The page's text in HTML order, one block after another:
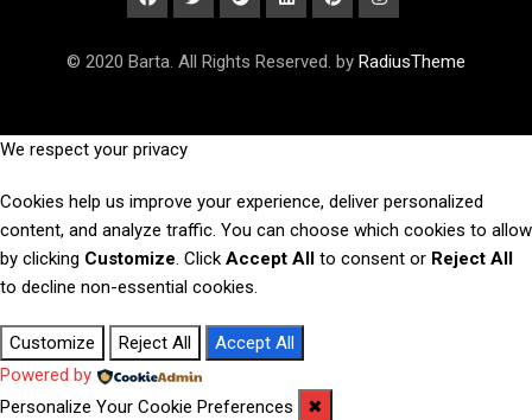
© 2020 Barta. All Rights Reserved. by RadiusTheme
We respect your privacy
Cookies help us improve your experience, deliver personalized
content, and analyze traffic. You can choose which cookies to allow
by clicking Customize. Click Accept All to consent or Reject All
to decline non-essential cookies.
Customize Reject All
Accept All
Powered by
Personalize Your Cookie Preferences
✖